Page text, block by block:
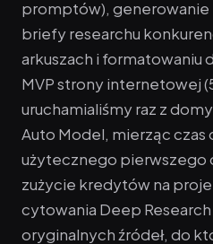
promptów), generowanie
briefy researchu
arkuszach i formatowaniu
MVP strony internetowej
uruchamialiśmy raz z
Auto Model, mierząc czas
użytecznego pierwszego
zużycie kredytów na
cytowania Deep
oryginalnych źródeł, do